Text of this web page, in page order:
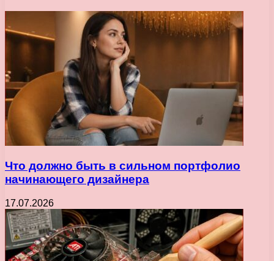
Что должно быть в сильном портфолио
начинающего дизайнера
17.07.2026